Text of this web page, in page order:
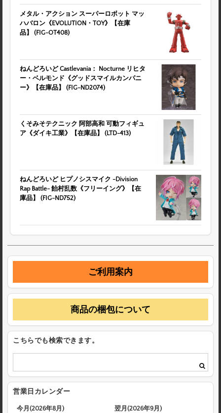
メタル・アクション スーパーロボット マッ
ハバロン《EVOLUTION・TOY》【在庫
品】 (FIG-OT408)
ねんどろいど Castlevania： Nocturne リヒタ
ー・ベルモンド《グッドスマイルカンパニ
ー》【在庫品】 (FIG-ND2074)
くそみそテクニック 阿部高和 可動フィギュ
ア《ダイキ工業》【在庫品】 (LTD-413)
ねんどろいど ヒプノシスマイク -Division
Rap Battle- 飴村乱数《フリーイング》【在
庫品】 (FIG-ND752)
ご利用案内
商品の梱包について
こちらでも検索できます。
営業日カレンダー
今月(2026年8月)
翌月(2026年9月)